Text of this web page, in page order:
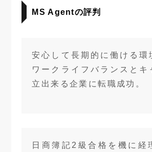
MS Agentの評判
安心して長期的に働ける環
ワークライフバランスとキ
立出来る企業に転職成功。
日商簿記2級合格を機に経